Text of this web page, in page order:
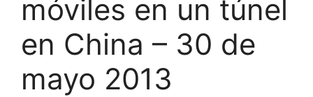
móviles en un túnel
en China – 30 de
mayo 2013